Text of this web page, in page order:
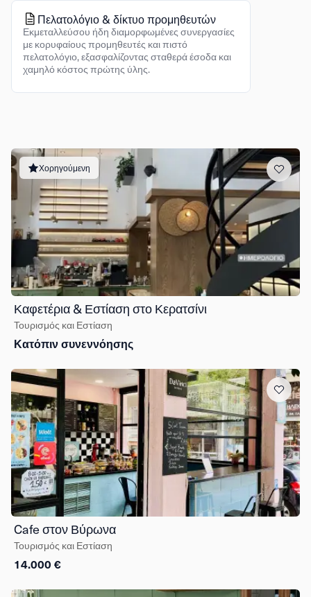
Πελατολόγιο & δίκτυο προμηθευτών
Εκμεταλλεύσου ήδη διαμορφωμένες συνεργασίες
με κορυφαίους προμηθευτές και πιστό
πελατολόγιο, εξασφαλίζοντας σταθερά έσοδα και
χαμηλό κόστος πρώτης ύλης.
Χορηγούμενη
Καφετέρια & Εστίαση στο Κερατσίνι
Τουρισμός και Εστίαση
Κατόπιν συνεννόησης
Cafe στον Βύρωνα
Τουρισμός και Εστίαση
14.000 €